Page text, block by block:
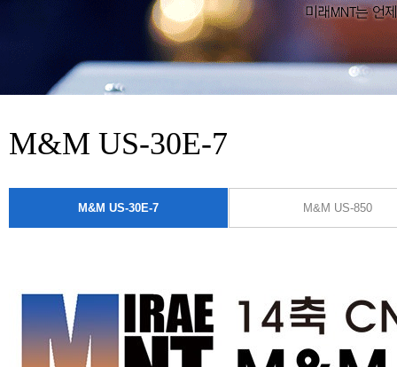
M&M US-30E-7
M&M US-30E-7 M&M US-850